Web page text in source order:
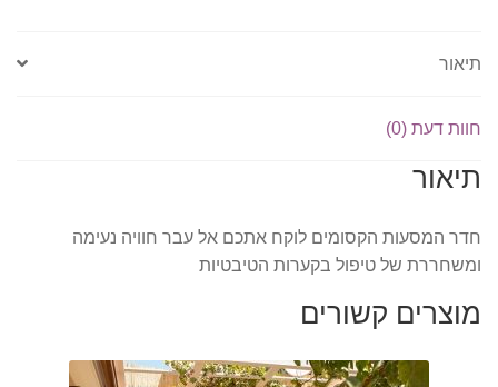
תיאור
חוות דעת (0)
תיאור
חדר המסעות הקסומים לוקח אתכם אל עבר חוויה נעימה
ומשחררת של טיפול בקערות הטיבטיות
מוצרים קשורים